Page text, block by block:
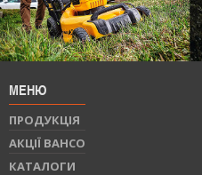
МЕНЮ
ПРОДУКЦIЯ
АКЦІЇ BAHCO
КАТАЛОГИ